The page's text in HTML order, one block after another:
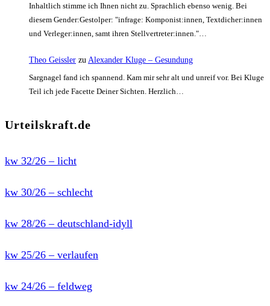
Inhaltlich stimme ich Ihnen nicht zu. Sprachlich ebenso wenig. Bei
diesem Gender:Gestolper: "infrage: Komponist:innen, Textdicher:innen
und Verleger:innen, samt ihren Stellvertreter:innen."…
Theo Geissler zu Alexander Kluge – Gesundung
Sargnagel fand ich spannend. Kam mir sehr alt und unreif vor. Bei Kluge
Teil ich jede Facette Deiner Sichten. Herzlich…
Urteilskraft.de
kw 32/26 – licht
kw 30/26 – schlecht
kw 28/26 – deutschland-idyll
kw 25/26 – verlaufen
kw 24/26 – feldweg